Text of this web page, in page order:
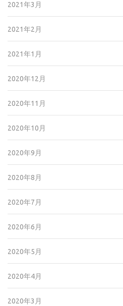
2021年3月
2021年2月
2021年1月
2020年12月
2020年11月
2020年10月
2020年9月
2020年8月
2020年7月
2020年6月
2020年5月
2020年4月
2020年3月